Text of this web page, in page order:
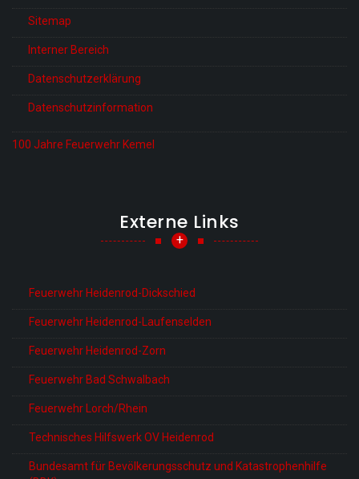
Sitemap
Interner Bereich
Datenschutzerklärung
Datenschutzinformation
100 Jahre Feuerwehr Kemel
Externe Links
+
Feuerwehr Heidenrod-Dickschied
Feuerwehr Heidenrod-Laufenselden
Feuerwehr Heidenrod-Zorn
Feuerwehr Bad Schwalbach
Feuerwehr Lorch/Rhein
Technisches Hilfswerk OV Heidenrod
Bundesamt für Bevölkerungsschutz und Katastrophenhilfe